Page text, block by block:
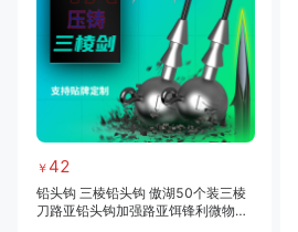
￥ 42
铅头钩 三棱铅头钩 傲湖50个装三棱
刀路亚铅头钩加强路亚饵锋利微物铅